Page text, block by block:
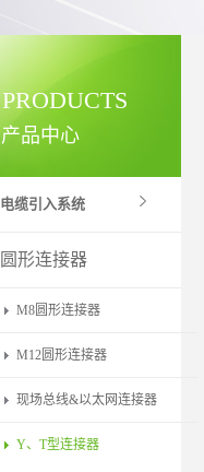
产品中心
PRODUCTS
电缆引入系统
圆形连接器
M8圆形连接器
M12圆形连接器
现场总线&以太网连接器
Y、T型连接器